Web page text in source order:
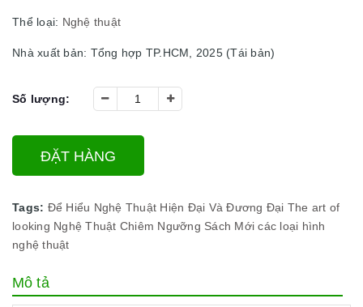
Thể loại: Nghệ thuật
Nhà xuất bản: Tổng hợp TP.HCM, 2025 (Tái bản)
Số lượng:
ĐẶT HÀNG
Tags: Để Hiểu Nghệ Thuật Hiện Đại Và Đương Đại The art of
looking Nghệ Thuật Chiêm Ngưỡng Sách Mới các loại hình
nghệ thuật
Mô tả